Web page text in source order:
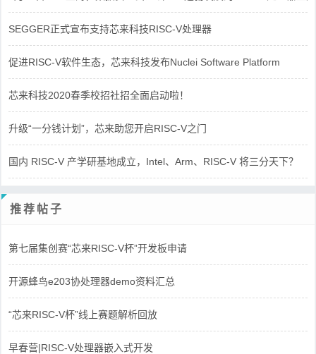
SEGGER正式宣布支持芯来科技RISC-V处理器
促进RISC-V软件生态，芯来科技发布Nuclei Software Platform
芯来科技2020春季校招社招全面启动啦！
升级“一分钱计划”，芯来助您开启RISC-V之门
国内 RISC-V 产学研基地成立，Intel、Arm、RISC-V 将三分天下？
推荐帖子
第七届集创赛“芯来RISC-V杯”开发板申请
开源蜂鸟e203协处理器demo资料汇总
“芯来RISC-V杯”线上赛题解析回放
早春营|RISC-V处理器嵌入式开发